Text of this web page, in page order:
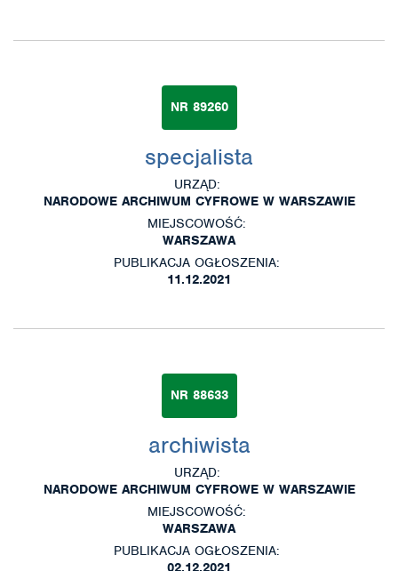
NR 89260
specjalista
URZĄD:
NARODOWE ARCHIWUM CYFROWE W WARSZAWIE
MIEJSCOWOŚĆ:
WARSZAWA
PUBLIKACJA OGŁOSZENIA:
11.12.2021
NR 88633
archiwista
URZĄD:
NARODOWE ARCHIWUM CYFROWE W WARSZAWIE
MIEJSCOWOŚĆ:
WARSZAWA
PUBLIKACJA OGŁOSZENIA:
02.12.2021